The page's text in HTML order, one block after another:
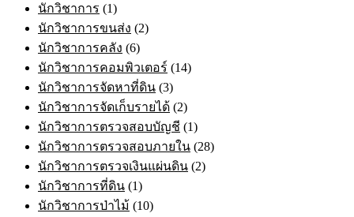
นักวิชาการ (1)
นักวิชาการขนส่ง (2)
นักวิชาการคลัง (6)
นักวิชาการคอมพิวเตอร์ (14)
นักวิชาการจัดหาที่ดิน (3)
นักวิชาการจัดเก็บรายได้ (2)
นักวิชาการตรวจสอบบัญชี (1)
นักวิชาการตรวจสอบภายใน (28)
นักวิชาการตรวจเงินแผ่นดิน (2)
นักวิชาการที่ดิน (1)
นักวิชาการป่าไม้ (10)